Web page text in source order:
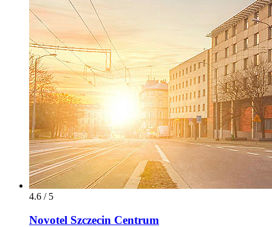
4.6 / 5
Novotel Szczecin Centrum